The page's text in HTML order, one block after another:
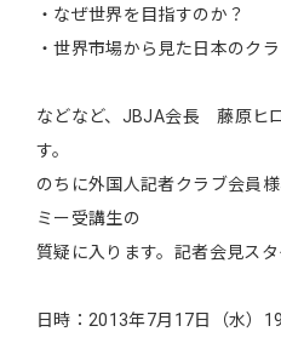
・なぜ世界を目指すのか？
・世界市場から見た日本のク
などなど、JBJA会長 藤原ヒ
す。
のちに外国人記者クラブ会員
ミー受講生の
質疑に入ります。記者会見スタ
日時：2013年7月17日（水）